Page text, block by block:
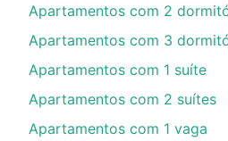
opções de financiamento
veja em nosso portal quanto
Apartamentos com 2
Apartamentos com 3
Apartamentos com 1 suíte
Apartamentos com 2 suítes
Apartamentos com 1 vaga